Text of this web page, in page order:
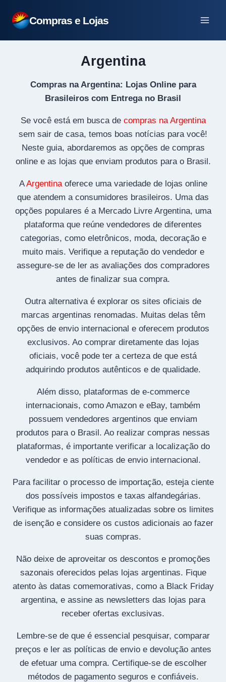
para
Compras e Lojas
Argentina
Compras na Argentina: Lojas Online para
Brasileiros com Entrega no Brasil
Se você está em busca de compras na Argentina
sem sair de casa, temos boas notícias para você!
Neste guia, abordaremos as opções de compras
online e as lojas que enviam produtos para o Brasil.
AArgentinaoferece uma variedade de lojas online
que atendem a consumidores brasileiros. Uma das
opções populares é a Mercado Livre Argentina, uma
plataforma que reúne vendedores de diferentes
categorias, como eletrônicos, moda, decoração e
muito mais. Verifique a reputação do vendedor e
assegure-se de ler as avaliações dos compradores
antes de finalizar sua compra.
Outra alternativa é explorar os sites oficiais de
marcas argentinas renomadas. Muitas delas têm
opções de envio internacional e oferecem produtos
exclusivos. Ao comprar diretamente das lojas
oficiais, você pode ter a certeza de que está
adquirindo produtos autênticos e de qualidade.
Além disso, plataformas de e-commerce
internacionais, como Amazon e eBay, também
possuem vendedores argentinos que enviam
produtos para o Brasil. Ao realizar compras nessas
plataformas, é importante verificar a localização do
vendedor e as políticas de envio internacional.
Para facilitar o processo de importação, esteja ciente
dos possíveis impostos e taxas alfandegárias.
Verifique as informações atualizadas sobre os limites
de isenção e considere os custos adicionais ao fazer
suas compras.
Não deixe de aproveitar os descontos e promoções
sazonais oferecidos pelas lojas argentinas. Fique
atento às datas comemorativas, como a Black Friday
argentina, e assine as newsletters das lojas para
receber ofertas exclusivas.
Lembre-se de que é essencial pesquisar, comparar
preços e ler as políticas de envio e devolução antes
de efetuar uma compra. Certifique-se de escolher
métodos de pagamento seguros e confiáveis.